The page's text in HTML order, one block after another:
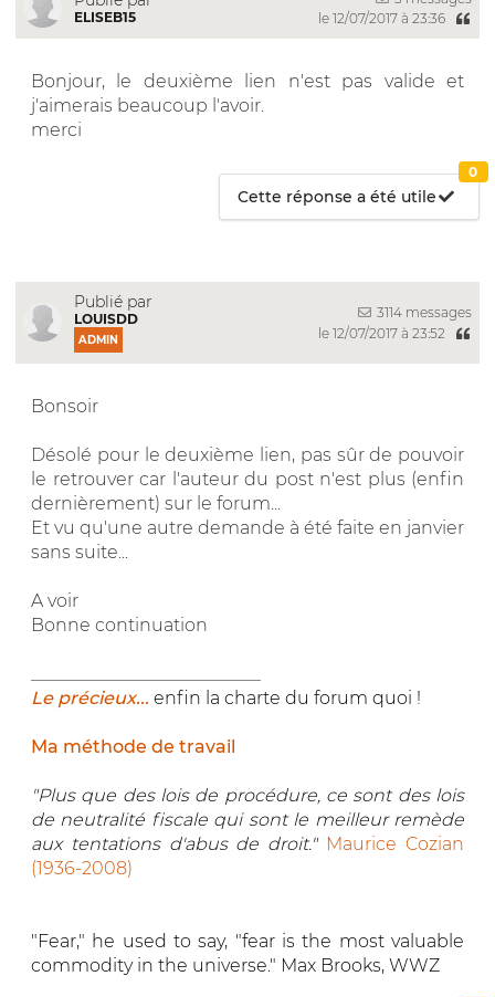
ELISEB15
le 12/07/2017 à 23:36
Bonjour, le deuxième lien n'est pas valide et
j'aimerais beaucoup l'avoir.
merci
Cette réponse a été utile
0
Publié par
LOUISDD
ADMIN
3114 messages
le 12/07/2017 à 23:52
Bonsoir
Désolé pour le deuxième lien, pas sûr de pouvoir
le retrouver car l'auteur du post n'est plus (enfin
dernièrement) sur le forum...
Et vu qu'une autre demande à été faite en janvier
sans suite...
A voir
Bonne continuation
Le précieux... enfin la charte du forum quoi !
Ma méthode de travail
"Plus que des lois de procédure, ce sont des lois
de neutralité fiscale qui sont le meilleur remède
aux tentations d'abus de droit." Maurice Cozian
(1936-2008)
"Fear," he used to say, "fear is the most valuable
commodity in the universe." Max Brooks, WWZ